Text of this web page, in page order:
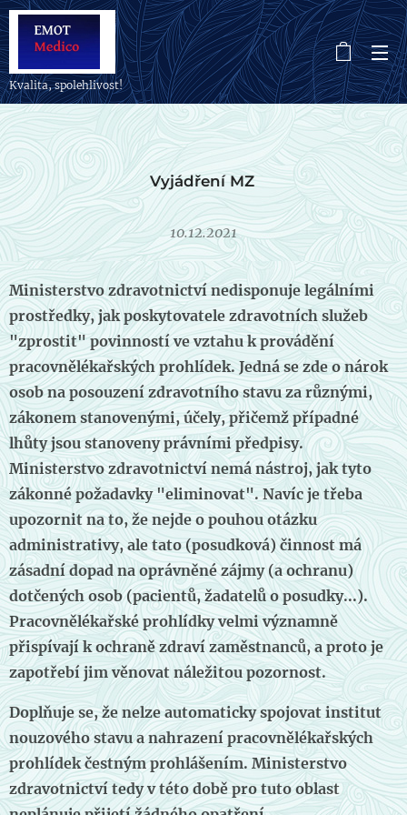
Kvalita, spolehlivost!
Vyjádření MZ
10.12.2021
Ministerstvo zdravotnictví nedisponuje legálními
prostředky, jak poskytovatele zdravotních služeb
"zprostit" povinností ve vztahu k provádění
pracovnělékařských prohlídek. Jedná se zde o nárok
osob na posouzení zdravotního stavu za různými,
zákonem stanovenými, účely, přičemž případné
lhůty jsou stanoveny právními předpisy.
Ministerstvo zdravotnictví nemá nástroj, jak tyto
zákonné požadavky "eliminovat". Navíc je třeba
upozornit na to, že nejde o pouhou otázku
administrativy, ale tato (posudková) činnost má
zásadní dopad na oprávněné zájmy (a ochranu)
dotčených osob (pacientů, žadatelů o posudky...).
Pracovnělékařské prohlídky velmi významně
přispívají k ochraně zdraví zaměstnanců, a proto je
zapotřebí jim věnovat náležitou pozornost.
Doplňuje se, že nelze automaticky spojovat institut
nouzového stavu a nahrazení pracovnělékařských
prohlídek čestným prohlášením. Ministerstvo
zdravotnictví tedy v této době pro tuto oblast